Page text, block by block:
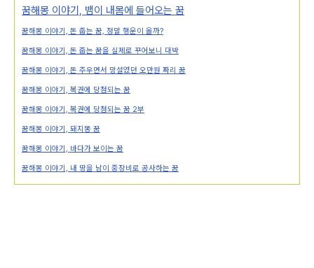
꿈해몽 이야기, 뱀이 내몸에 들어오는 꿈
꿈해몽 이야기, 돈 줍는 꿈, 정말 행운이 올까?
꿈해몽 이야기, 돈 줍는 꿈을 실제로 꾸어보니 대박
꿈해몽 이야기, 돈 주우면서 망설였던 오만원 짜리 꿈
꿈해몽 이야기, 복권에 당첨되는 꿈
꿈해몽 이야기, 복권에 당첨되는 꿈 2부
꿈해몽 이야기, 돼지똥 꿈
꿈해몽 이야기, 바다가 보이는 꿈
꿈해몽 이야기, 내 땅을 남이 중장비로 공사하는 꿈